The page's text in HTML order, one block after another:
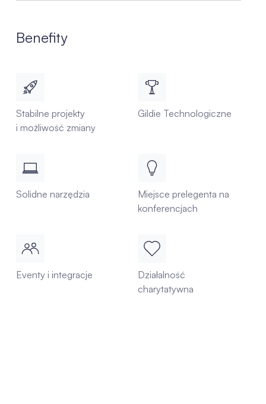
Benefity
Stabilne projekty
i możliwość zmiany
Gildie Technologiczne
Solidne narzędzia
Miejsce prelegenta na
konferencjach
Eventy i integracje
Działalność
charytatywna